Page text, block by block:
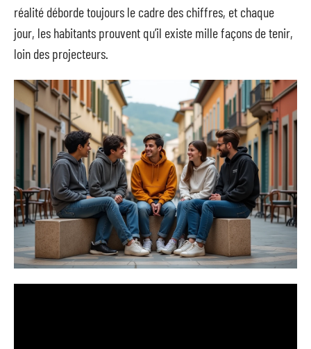
réalité déborde toujours le cadre des chiffres, et chaque
jour, les habitants prouvent qu’il existe mille façons de tenir,
loin des projecteurs.